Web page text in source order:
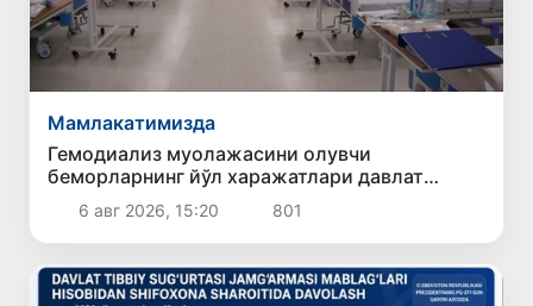
Мамлакатимизда
Гемодиализ муолажасини олувчи
беморларнинг йўл харажатлари давлат
бюджети ҳисобидан қоплаб берилиши
мумкин
6 авг 2026, 15:20 801